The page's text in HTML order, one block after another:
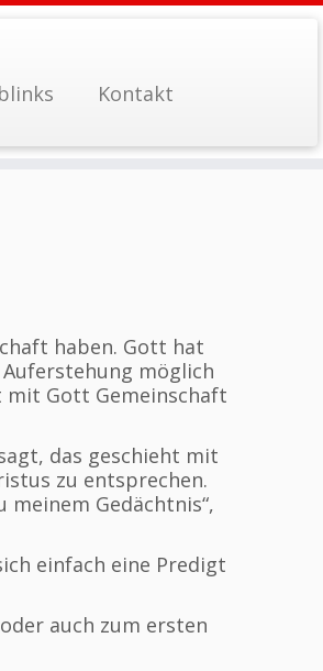
Kontakt
haben. Gott hat
Auferstehung möglich
mit Gott Gemeinschaft
das geschieht mit
zu entsprechen.
meinem Gedächtnis“,
einfach eine Predigt
auch zum ersten